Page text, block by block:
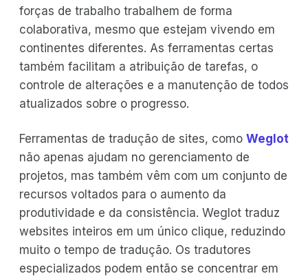
forças de trabalho trabalhem de forma
colaborativa, mesmo que estejam vivendo em
continentes diferentes. As ferramentas certas
também facilitam a atribuição de tarefas, o
controle de alterações e a manutenção de todos
atualizados sobre o progresso.
Ferramentas de tradução de sites, como Weglot
não apenas ajudam no gerenciamento de
projetos, mas também vêm com um conjunto de
recursos voltados para o aumento da
produtividade e da consistência. Weglot traduz
websites inteiros em um único clique, reduzindo
muito o tempo de tradução. Os tradutores
especializados podem então se concentrar em